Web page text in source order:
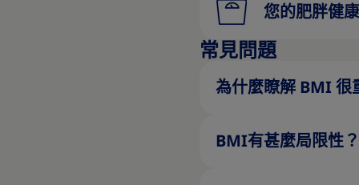
您的肥胖健
常見問題
為什麼瞭解 BMI 很
BMI有甚麼局限性？